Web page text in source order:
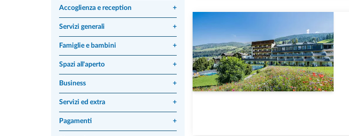
Accoglienza e reception +
Servizi generali +
Famiglie e bambini +
Spazi all'aperto +
Business +
Servizi ed extra +
Pagamenti +